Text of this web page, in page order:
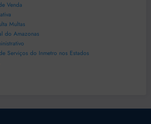
Venda
Multas
do Amazonas
Serviços do Inmetro nos Estados